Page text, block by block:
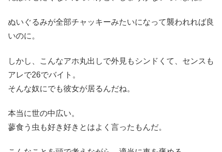
ぬいぐるみが全部チャッキーみたいになって襲われれば良
いのに。
しかし、こんなアホ丸出しで外見もシンドくて、センスも
アレで26でバイト。
そんな奴にでも彼女が居るんだね。
本当に世の中広い。
蓼食う虫も好き好きとはよく言ったもんだ。